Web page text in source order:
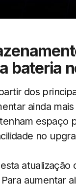
bateria
dos
ainda
espaço
no
atualização
Para aumentar